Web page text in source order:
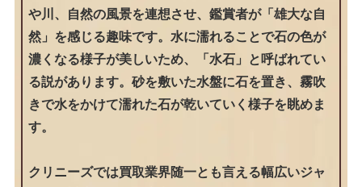
や川、自然の風景を連想させ、鑑賞者が「雄大な自
然」を感じる趣味です。水に濡れることで石の色が
濃くなる様子が美しいため、「水石」と呼ばれてい
る説があります。砂を敷いた水盤に石を置き、霧吹
きで水をかけて濡れた石が乾いていく様子を眺めま
す。
クリニーズでは買取業界随一とも言える幅広いジャ